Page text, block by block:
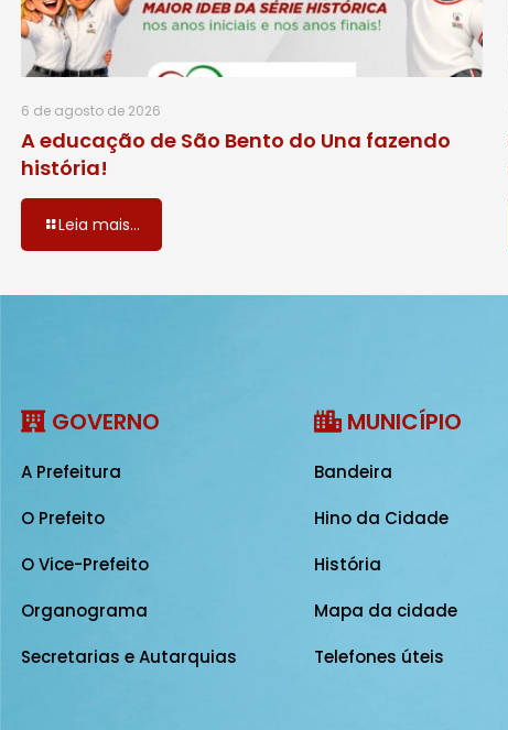
6 de agosto de 2026
A educação de São Bento do Una fazendo
história!
Leia mais...
GOVERNO
A Prefeitura
O Prefeito
O Vice-Prefeito
Organograma
Secretarias e Autarquias
MUNICÍPIO
Bandeira
Hino da Cidade
História
Mapa da cidade
Telefones úteis